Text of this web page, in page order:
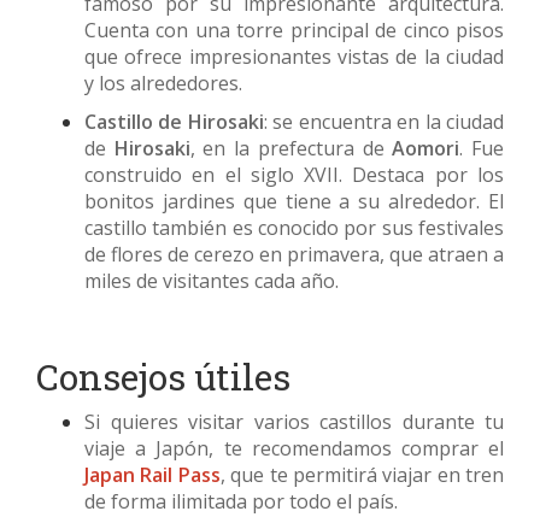
Cuenta con una torre principal de cinco pisos
que ofrece impresionantes vistas de la ciudad
y los alrededores.
Castillo de Hirosaki: se encuentra en la ciudad
de Hirosaki, en la prefectura deAomori. Fue
construido en el siglo XVII. Destaca por los
bonitos jardines que tiene a su alrededor. El
castillo también es conocido por sus festivales
de flores de cerezo en primavera, que atraen a
miles de visitantes cada año.
Consejos útiles
Si quieres visitar varios castillos durante tu
viaje a Japón, te recomendamos comprar el
Japan Rail Pass, que te permitirá viajar en tren
de forma ilimitada por todo el país.